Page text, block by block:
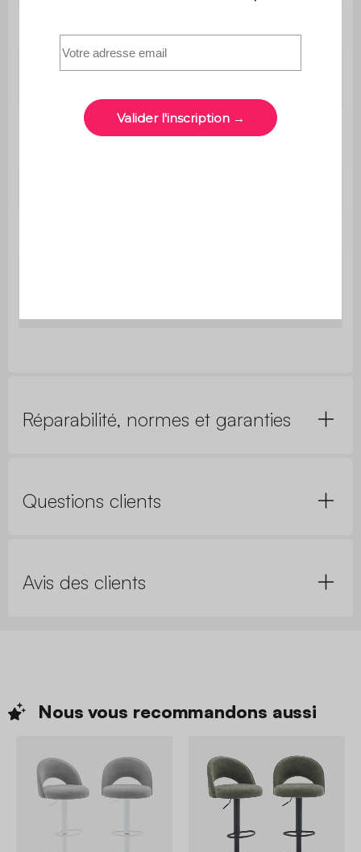
Matière de la
2x Tabouret
L 44 x P 36 x H 65cm
Réparabilité, normes et garanties
Questions clients
Avis des clients
Nous vous recommandons aussi